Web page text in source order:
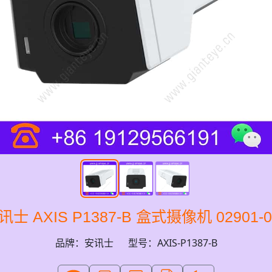
士 AXIS P1387-B 盒式摄像机 02901-
品牌：安讯士 型号：AXIS-P1387-B